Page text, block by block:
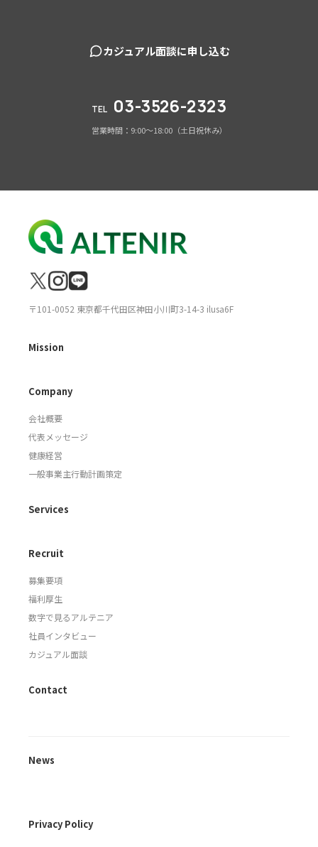
カジュアル面談に申し込む
TEL 03-3526-2323
営業時間：9:00～18:00（土日祝休み）
〒101-0052 東京都千代田区神田小川町3-14-3 ilusa6F
Mission
Company
会社概要
代表メッセージ
健康経営
一般事業主行動計画策定
Services
Recruit
募集要項
福利厚生
数字で見るアルテニア
社員インタビュー
カジュアル面談
Contact
News
Privacy Policy